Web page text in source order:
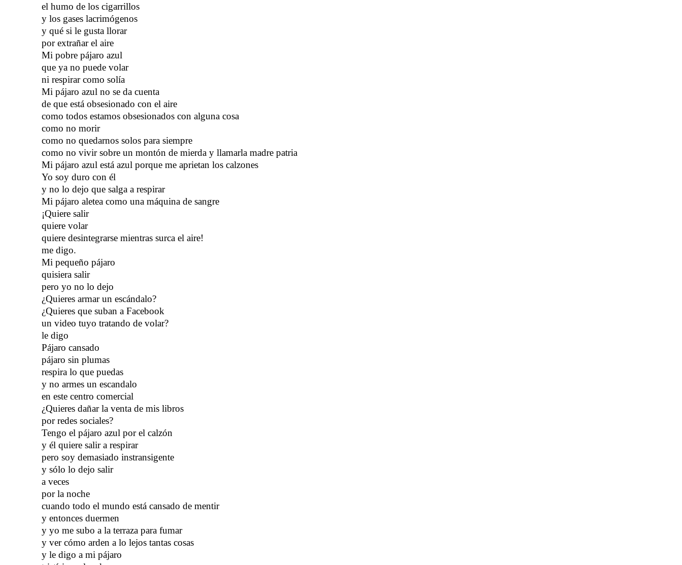
el humo de los cigarrillos
y los gases lacrimógenos
y qué si le gusta llorar
por extrañar el aire
Mi pobre pájaro azul
que ya no puede volar
ni respirar como solía
Mi pájaro azul no se da cuenta
de que está obsesionado con el aire
como todos estamos obsesionados con alguna cosa
como no morir
como no quedarnos solos para siempre
como no vivir sobre un montón de mierda y llamarla madre patria
Mi pájaro azul está azul porque me aprietan los calzones
Yo soy duro con él
y no lo dejo que salga a respirar
Mi pájaro aletea como una máquina de sangre
¡Quiere salir
quiere volar
quiere desintegrarse mientras surca el aire!
me digo.
Mi pequeño pájaro
quisiera salir
pero yo no lo dejo
¿Quieres armar un escándalo?
¿Quieres que suban a Facebook
un video tuyo tratando de volar?
le digo
Pájaro cansado
pájaro sin plumas
respira lo que puedas
y no armes un escandalo
en este centro comercial
¿Quieres dañar la venta de mis libros
por redes sociales?
Tengo el pájaro azul por el calzón
y él quiere salir a respirar
pero soy demasiado instransigente
y sólo lo dejo salir
a veces
por la noche
cuando todo el mundo está cansado de mentir
y entonces duermen
y yo me subo a la terraza para fumar
y ver cómo arden a lo lejos tantas cosas
y le digo a mi pájaro